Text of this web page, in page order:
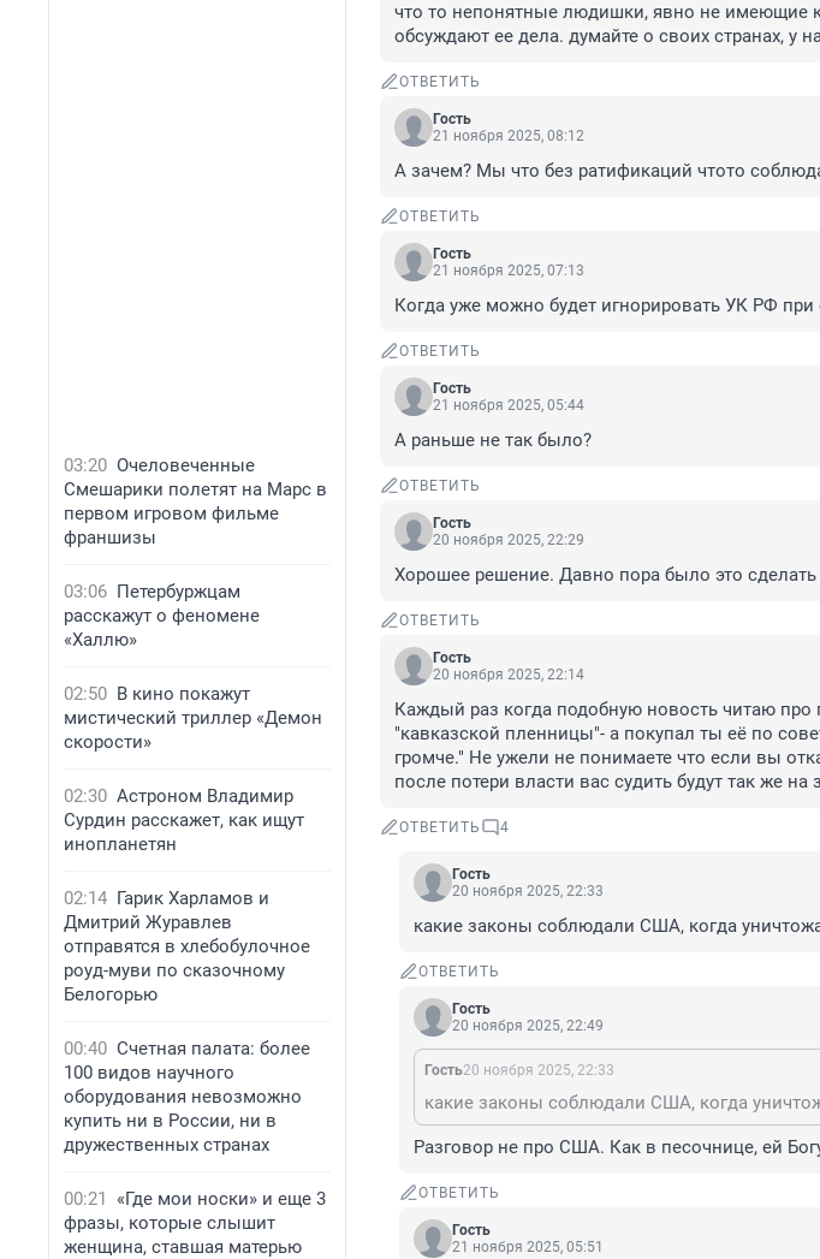
03:20 Очеловеченные
Смешарики полетят на Марс в
первом игровом фильме
франшизы
03:06 Петербуржцам
расскажут о феномене
«Халлю»
02:50 В кино покажут
мистический триллер «Демон
скорости»
02:30 Астроном Владимир
Сурдин расскажет, как ищут
инопланетян
02:14 Гарик Харламов и
Дмитрий Журавлев
отправятся в хлебобулочное
роуд-муви по сказочному
Белогорью
00:40 Счетная палата: более
100 видов научного
оборудования невозможно
купить ни в России, ни в
дружественных странах
00:21
«Где мои носки» и еще 3
фразы, которые слышит
женщина, ставшая матерью
что то непонятные людишки, явно не имеющие
обсуждают ее дела. думайте о своих странах, у
ОТВЕТИТЬ
Гость
21 ноября 2025, 08:12
А зачем? Мы что без ратификаций чтото
ОТВЕТИТЬ
Гость
21 ноября 2025, 07:13
Когда уже можно будет игнорировать УК РФ при
ОТВЕТИТЬ
Гость
21 ноября 2025, 05:44
А раньше не так было?
ОТВЕТИТЬ
Гость
20 ноября 2025, 22:29
Хорошее решение. Давно пора было это сделать
ОТВЕТИТЬ
Гость
20 ноября 2025, 22:14
Каждый раз когда подобную новость читаю про
"кавказской пленницы"- а покупал ты её по
громче." Не ужели не понимаете что если вы
после потери власти вас судить будут так же
ОТВЕТИТЬ 4
Гость
20 ноября 2025, 22:33
какие законы соблюдали США, когда
ОТВЕТИТЬ
Гость
20 ноября 2025, 22:49
Гость20 ноября 2025, 22:33
какие законы соблюдали США, когда
Разговор не про США. Как в песочнице, ей
ОТВЕТИТЬ
Гость
21 ноября 2025, 05:51